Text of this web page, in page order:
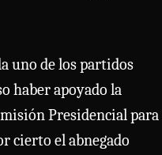
uno de los partidos
haber apoyado la
Presidencial para
cierto el abnegado